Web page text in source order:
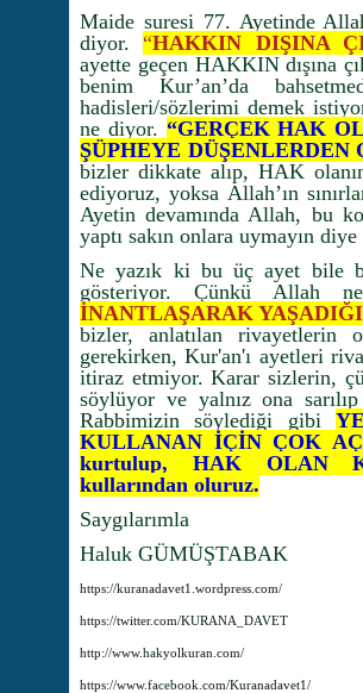
Maide suresi 77. Ayetinde
diyor. “HAKKIN DIŞINA
ayette geçen HAKKIN dışına
benim Kur’an’da
hadisleri/sözlerimi demek
ne diyor. “GERÇEK HAK
ŞÜPHEYE DÜŞENLERDEN
bizler dikkate alıp, HAK
ediyoruz, yoksa Allah’ın
Ayetin devamında Allah, bu
yaptı sakın onlara uymayın
Ne yazık ki bu üç ayet bile
gösteriyor. Çünkü Allah
İNANTLAŞARAK
bizler, anlatılan rivayetlerin
gerekirken, Kur'an'ı ayetleri
itiraz etmiyor. Karar sizlerin,
söylüyor ve yalnız ona sarılıp
Rabbimizin söylediği gibi
KULLANAN İÇİN ÇOK
kurtulup, HAK OLAN
kullarından oluruz.
Saygılarımla
Haluk GÜMÜŞTABAK
https://kuranadavet1.wordpress.com/
https://twitter.com/KURANA_DAVET
http://www.hakyolkuran.com/
https://www.facebook.com/Kuranadavet1/